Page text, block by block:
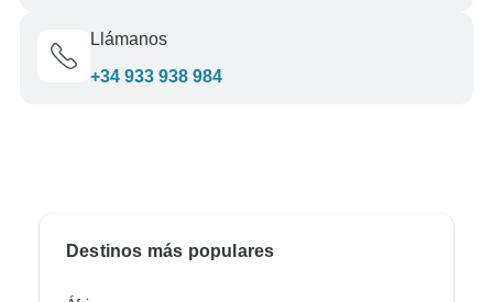
Llámanos
+34 933 938 984
Destinos más populares